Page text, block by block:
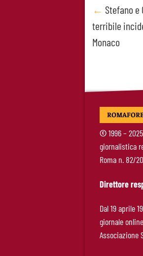
Post
← Stefano
terribile
Monaco
©1996 –
giornalistica
Roma n. 82/
Direttore
Dal 19 aprile
giornale
Associazione